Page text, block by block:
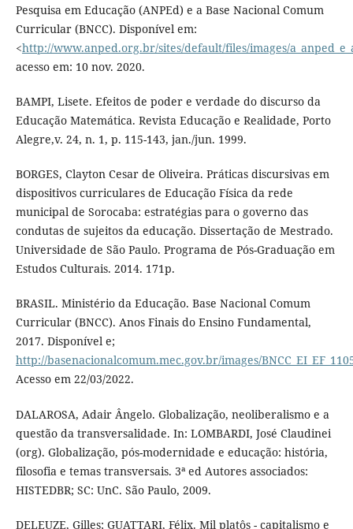
Pesquisa em Educação (ANPEd) e a Base Nacional Comum
Curricular (BNCC). Disponível em:
<http://www.anped.org.br/sites/default/files/images/
acesso em: 10 nov. 2020.
BAMPI, Lisete. Efeitos de poder e verdade do discurso da
Educação Matemática. Revista Educação e Realidade, Porto
Alegre,v. 24, n. 1, p. 115-143, jan./jun. 1999.
BORGES, Clayton Cesar de Oliveira. Práticas discursivas em
dispositivos curriculares de Educação Física da rede
municipal de Sorocaba: estratégias para o governo das
condutas de sujeitos da educação. Dissertação de Mestrado.
Universidade de São Paulo. Programa de Pós-Graduação em
Estudos Culturais. 2014. 171p.
BRASIL. Ministério da Educação. Base Nacional Comum
Curricular (BNCC). Anos Finais do Ensino Fundamental,
2017. Disponível e;
http://basenacionalcomum.mec.gov.br/images/
Acesso em 22/03/2022.
DALAROSA, Adair Ângelo. Globalização, neoliberalismo e a
questão da transversalidade. In: LOMBARDI, José Claudinei
(org). Globalização, pós-modernidade e educação: história,
filosofia e temas transversais. 3ª ed Autores associados:
HISTEDBR; SC: UnC. São Paulo, 2009.
DELEUZE, Gilles; GUATTARI, Félix. Mil platôs - capitalismo e